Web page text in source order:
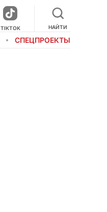
TIKTOK НАЙТИ
СПЕЦПРОЕКТЫ